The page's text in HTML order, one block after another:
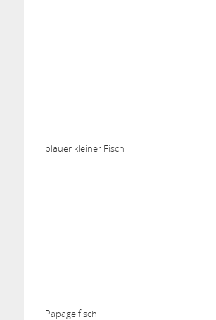
blauer kleiner Fisch
Papageifisch